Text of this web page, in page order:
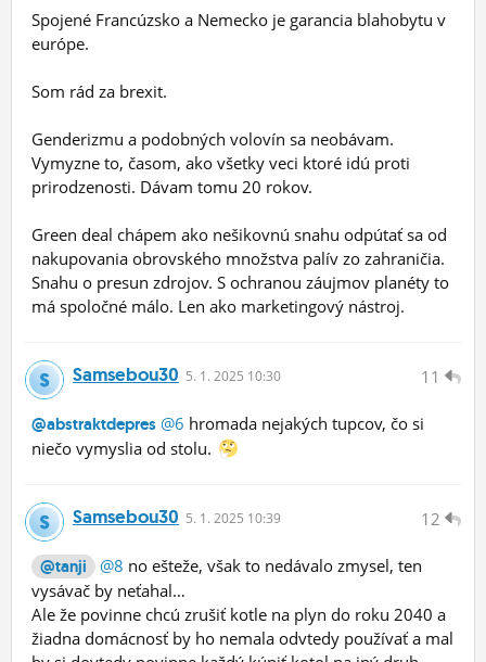
Spojené Francúzsko a Nemecko je garancia blahobytu v
európe.
Som rád za brexit.
Genderizmu a podobných volovín sa neobávam.
Vymyzne to, časom, ako všetky veci ktoré idú proti
prirodzenosti. Dávam tomu 20 rokov.
Green deal chápem ako nešikovnú snahu odpútať sa od
nakupovania obrovského množstva palív zo zahraničia.
Snahu o presun zdrojov. S ochranou záujmov planéty to
má spoločné málo. Len ako marketingový nástroj.
11
Samsebou30 5. 1. 2025 10:30
@abstraktdepres @6 hromada nejakých tupcov, čo si
niečo vymyslia od stolu.
12
Samsebou30 5. 1. 2025 10:39
@tanji @8 no ešteže, však to nedávalo zmysel, ten
vysávač by neťahal…
Ale že povinne chcú zrušiť kotle na plyn do roku 2040 a
žiadna domácnosť by ho nemala odvtedy používať a mal